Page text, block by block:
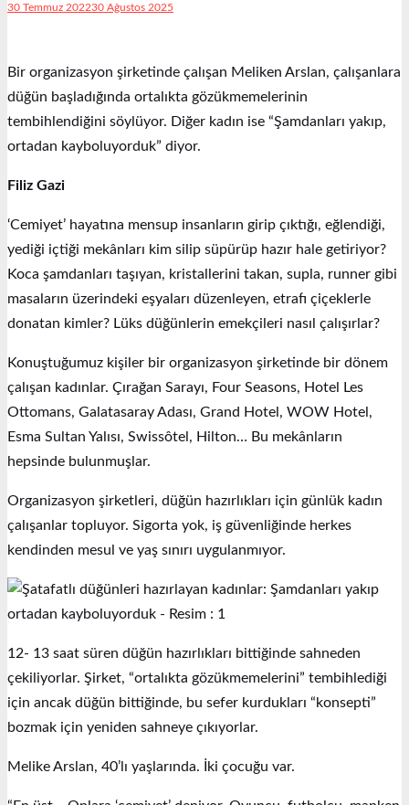
30 Temmuz 202230 Ağustos 2025
Bir organizasyon şirketinde çalışan Meliken Arslan, çalışanlara
düğün başladığında ortalıkta gözükmemelerinin
tembihlendiğini söylüyor. Diğer kadın ise “Şamdanları yakıp,
ortadan kayboluyorduk” diyor.
Filiz Gazi
‘Cemiyet’ hayatına mensup insanların girip çıktığı, eğlendiği,
yediği içtiği mekânları kim silip süpürüp hazır hale getiriyor?
Koca şamdanları taşıyan, kristallerini takan, supla, runner gibi
masaların üzerindeki eşyaları düzenleyen, etrafı çiçeklerle
donatan kimler? Lüks düğünlerin emekçileri nasıl çalışırlar?
Konuştuğumuz kişiler bir organizasyon şirketinde bir dönem
çalışan kadınlar. Çırağan Sarayı, Four Seasons, Hotel Les
Ottomans, Galatasaray Adası, Grand Hotel, WOW Hotel,
Esma Sultan Yalısı, Swissôtel, Hilton… Bu mekânların
hepsinde bulunmuşlar.
Organizasyon şirketleri, düğün hazırlıkları için günlük kadın
çalışanlar topluyor. Sigorta yok, iş güvenliğinde herkes
kendinden mesul ve yaş sınırı uygulanmıyor.
12- 13 saat süren düğün hazırlıkları bittiğinde sahneden
çekiliyorlar. Şirket, “ortalıkta gözükmemelerini” tembihlediği
için ancak düğün bittiğinde, bu sefer kurdukları “konsepti”
bozmak için yeniden sahneye çıkıyorlar.
Melike Arslan, 40’lı yaşlarında. İki çocuğu var.